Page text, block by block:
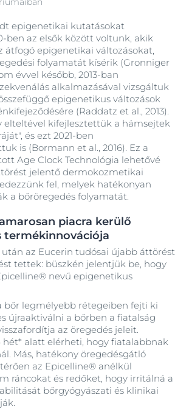
epigenetikai kutatásokat
ben az elsők között voltunk, akik
átfogó epigenetikai változásokat,
folyamatát kísérik (Gronniger
évvel később, 2013-ban
alkalmazásával vizsgáltuk
epigenetikus változások
(Raddatz et al., 2013).
elteltével kifejlesztettük a hámsejtek
és ezt 2021-ben
is (Bormann et al., 2016). Ez a
Age Clock Technológia lehetővé
jelentő dermokozmetikai
fel, melyek hatékonyan
a bőröregedés folyamatát.
piacra kerülő
termékinnovációja
után az Eucerin tudósai újabb áttörést
tettek: büszkén jelentjük be, hogy
nevű epigenetikus
bőr legmélyebb rétegeiben fejti ki
újraaktiválni a bőrben a fiatalság
az öregedés jeleit.
hét* alatt elérheti, hogy fiatalabbnak
Más, hatékony öregedésgátló
az Epicelline® anélkül
ráncokat és redőket, hogy irritálná a
bőrgyógyászati és klinikai